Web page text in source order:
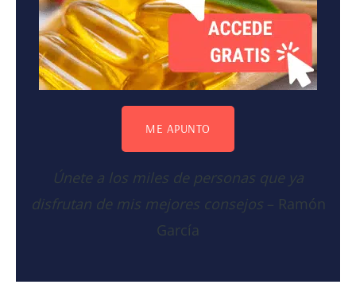
ME APUNTO
Únete a los miles de personas que ya
disfrutan de mis mejores consejos – Ramón
García